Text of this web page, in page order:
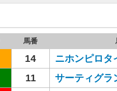
馬番
14 ニホンピロタ
11 サーティグラ